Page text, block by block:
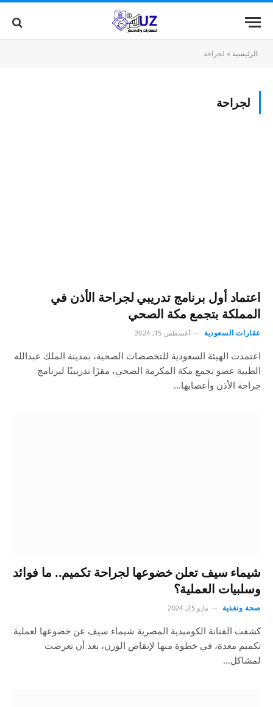
الرئيسية » لجراحة
لجراحة
اعتماد أول برنامج تدريبي لجراحة الأذن في
المملكة بتجمع مكة الصحي
عقارات السعودية أغسطس 15, 2024
اعتمدت الهيئة السعودية للتخصصات الصحية، بمدينة الملك عبدالله
الطبية عضو تجمع مكة المكرمة الصحي، مقرًا تدريبيًا لبرنامج
جراحة الأذن وأعصابها…
شيماء سيف تعلن خضوعها لجراحة تكميم.. ما فوائد
وسلبيات العملية؟
صحة وتغذية مايو 25, 2024
كشفت الفنانة الكوميدية المصرية شيماء سيف عن خضوعها لعملية
تكميم معدة، في خطوة منها لإنقاص الوزن، بعد أن تعرضت
لمشاكل…